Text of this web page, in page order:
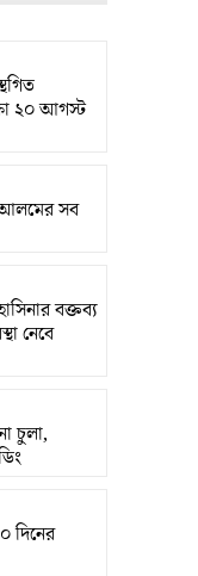
২০ আগস্ট
সব
বক্তব্য
নেবে
চুলা,
দিনের